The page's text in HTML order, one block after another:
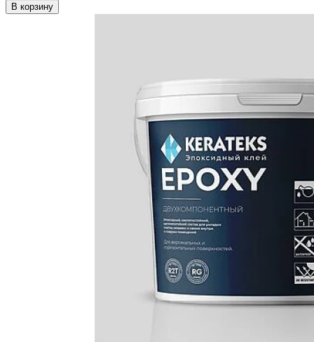
В корзину